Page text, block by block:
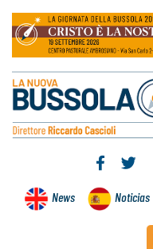
News Noticias